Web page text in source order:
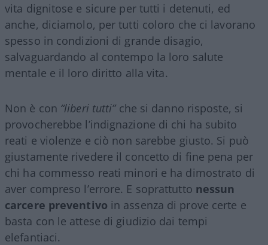
vita dignitose e sicure per tutti i detenuti, ed
anche, diciamolo, per tutti coloro che ci lavorano
spesso in condizioni di grande disagio,
salvaguardando al contempo la loro salute
mentale e il loro diritto alla vita.
Non è con “liberi tutti”che si danno risposte, si
provocherebbe l’indignazione di chi ha subito
reati e violenze e ciò non sarebbe giusto. Si può
giustamente rivedere il concetto di fine pena per
chi ha commesso reati minori e ha dimostrato di
aver compreso l’errore. E soprattutto nessun
carcere preventivo in assenza di prove certe e
basta con le attese di giudizio dai tempi
elefantiaci.